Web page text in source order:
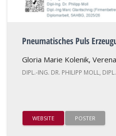
Pneumatisches Puls
Gloria Marie Kolenik,
DIPL.-ING. DR. PHILIPP MOLL,
WEBSITE POSTER